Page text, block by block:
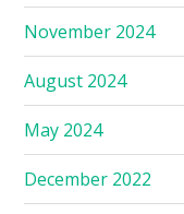
November 2024
August 2024
May 2024
December 2022